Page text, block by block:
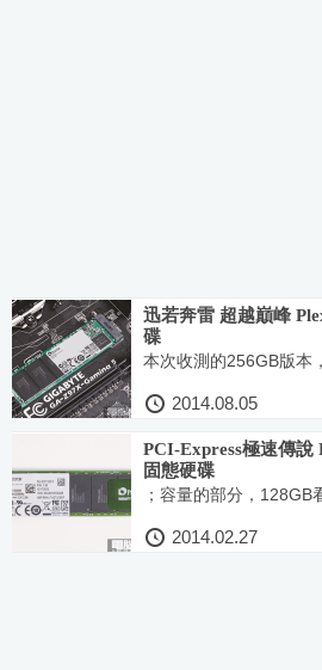
迅若奔雷 超越巔峰
碟
本次收測的256GB版本
2014.08.05
PCI-Express極速傳
固態硬碟
；容量的部分，128GB
2014.02.27